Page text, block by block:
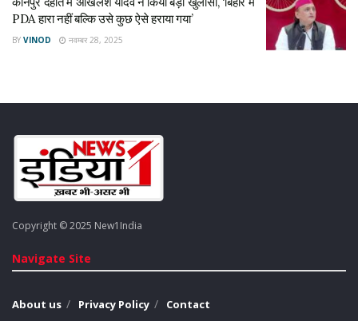
PDA हारा नहीं बल्कि उसे कुछ ऐसे हराया गया’
BY VINOD नवम्बर 28, 2025
Copyright © 2025 New1India
Navigate Site
About us Privacy Policy Contact